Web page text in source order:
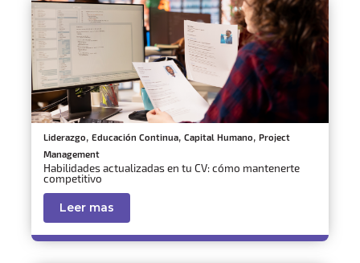
Liderazgo, Educación Continua, Capital Humano, Project
Management
Habilidades actualizadas en tu CV: cómo mantenerte
competitivo
Leer mas